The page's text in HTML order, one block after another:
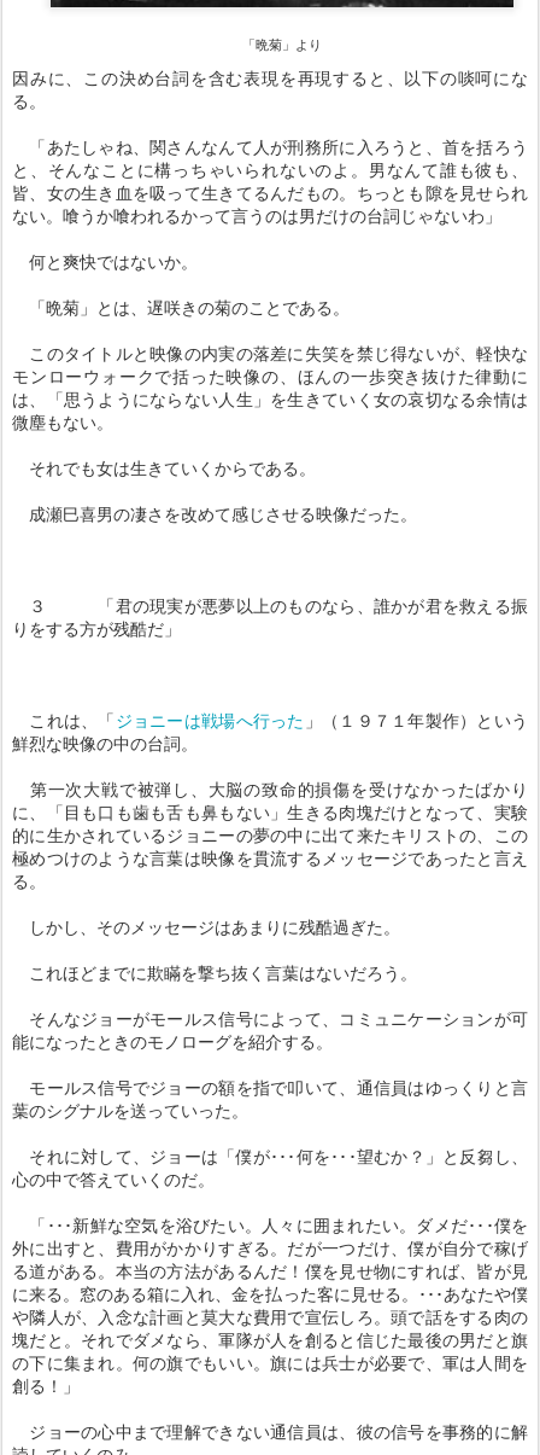
「晩菊」より
因みに、この決め台詞を含む表現を再現すると、以下の啖呵にな
る。
「あたしゃね、関さんなんて人が刑務所に入ろうと、首を括ろう
と、そんなことに構っちゃいられないのよ。男なんて誰も彼も、
皆、女の生き血を吸って生きてるんだもの。ちっとも隙を見せられ
ない。喰うか喰われるかって言うのは男だけの台詞じゃないわ」
何と爽快ではないか。
「晩菊」とは、遅咲きの菊のことである。
このタイトルと映像の内実の落差に失笑を禁じ得ないが、軽快な
モンローウォークで括った映像の、ほんの一歩突き抜けた律動に
は、「思うようにならない人生」を生きていく女の哀切なる余情は
微塵もない。
それでも女は生きていくからである。
成瀬巳喜男の凄さを改めて感じさせる映像だった。
３ 「君の現実が悪夢以上のものなら、誰かが君を救える振
りをする方が残酷だ」
これは、「ジョニーは戦場へ行った 」（１９７１年製作）という
鮮烈な映像の中の台詞。
第一次大戦で被弾し、大脳の致命的損傷を受けなかったばかり
に、「目も口も歯も舌も鼻もない」生きる肉塊だけとなって、実験
的に生かされているジョニーの夢の中に出て来たキリストの、この
極めつけのような言葉は映像を貫流するメッセージであったと言え
る。
しかし、そのメッセージはあまりに残酷過ぎた。
これほどまでに欺瞞を撃ち抜く言葉はないだろう。
そんなジョーがモールス信号によって、コミュニケーションが可
能になったときのモノローグを紹介する。
モールス信号でジョーの額を指で叩いて、通信員はゆっくりと言
葉のシグナルを送っていった。
それに対して、ジョーは「僕が･･･何を･･･望むか？」と反芻し、
心の中で答えていくのだ。
「･･･新鮮な空気を浴びたい。人々に囲まれたい。ダメだ･･･僕を
外に出すと、費用がかかりすぎる。だが一つだけ、僕が自分で稼げ
る道がある。本当の方法があるんだ！僕を見せ物にすれば、皆が見
に来る。窓のある箱に入れ、金を払った客に見せる。･･･あなたや僕
や隣人が、入念な計画と莫大な費用で宣伝しろ。頭で話をする肉の
塊だと。それでダメなら、軍隊が人を創ると信じた最後の男だと旗
の下に集まれ。何の旗でもいい。旗には兵士が必要で、軍は人間を
創る！」
ジョーの心中まで理解できない通信員は、彼の信号を事務的に解